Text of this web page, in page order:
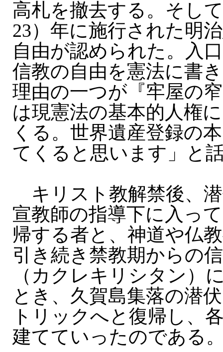
高札を撤去する。そし
23）年に施行された明
自由が認められた。入
信教の自由を憲法に書
理由の一つが『牢屋の
は現憲法の基本的人権
くる。世界遺産登録の
てくると思います」と
キリスト教解禁後、
宣教師の指導下に入っ
帰する者と、神道や仏
引き続き禁教期からの
（カクレキリシタン）
とき、久賀島集落の潜
トリックへと復帰し、
建てていったのである